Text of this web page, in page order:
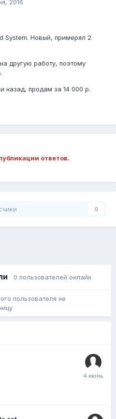
2016
System. Новый, примерял 2
другую работу, поэтому
назад, продам за 14 000 р.
ответов.
0
0 пользователей онлайн
пользователя не